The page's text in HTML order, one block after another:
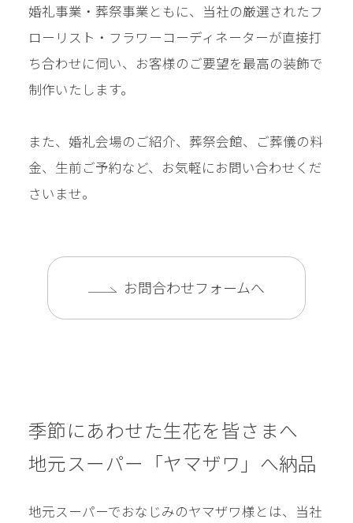
婚礼事業・葬祭事業ともに、当社の厳選されたフ
ローリスト・フラワーコーディネーターが直接打
ち合わせに伺い、お客様のご要望を最高の装飾で
制作いたします。
また、婚礼会場のご紹介、葬祭会館、ご葬儀の料
金、生前ご予約など、お気軽にお問い合わせくだ
さいませ。
お問合わせフォームへ
季節にあわせた生花を皆さまへ
地元スーパー「ヤマザワ」へ納品
地元スーパーでおなじみのヤマザワ様とは、当社